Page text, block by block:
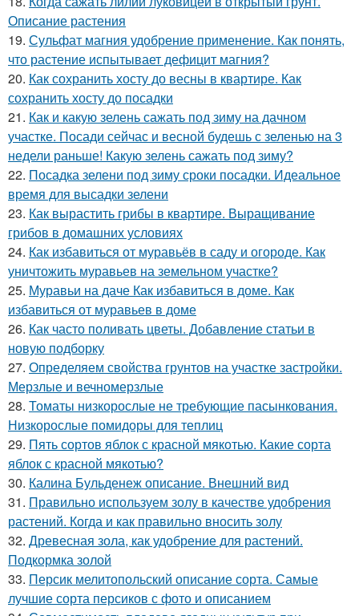
Описание растения
19. Сульфат магния удобрение применение. Как понять,
что растение испытывает дефицит магния?
20. Как сохранить хосту до весны в квартире. Как
сохранить хосту до посадки
21. Как и какую зелень сажать под зиму на дачном
участке. Посади сейчас и весной будешь с зеленью на 3
недели раньше! Какую зелень сажать под зиму?
22. Посадка зелени под зиму сроки посадки. Идеальное
время для высадки зелени
23. Как вырастить грибы в квартире. Выращивание
грибов в домашних условиях
24. Как избавиться от муравьёв в саду и огороде. Как
уничтожить муравьев на земельном участке?
25. Муравьи на даче Как избавиться в доме. Как
избавиться от муравьев в доме
26. Как часто поливать цветы. Добавление статьи в
новую подборку
27. Определяем свойства грунтов на участке застройки.
Мерзлые и вечномерзлые
28. Томаты низкорослые не требующие пасынкования.
Низкорослые помидоры для теплиц
29. Пять сортов яблок с красной мякотью. Какие сорта
яблок с красной мякотью?
30. Калина Бульденеж описание. Внешний вид
31. Правильно используем золу в качестве удобрения
растений. Когда и как правильно вносить золу
32. Древесная зола, как удобрение для растений.
Подкормка золой
33. Персик мелитопольский описание сорта. Самые
лучшие сорта персиков с фото и описанием